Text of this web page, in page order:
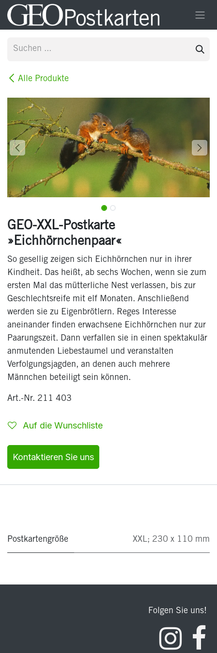
Zum Inhalt springen
Alle Produkte
GEO-XXL-Postkarte
»Eichhörnchenpaar«
So gesellig zeigen sich Eichhörnchen nur in ihrer
Kindheit. Das heißt, ab sechs Wochen, wenn sie zum
ersten Mal das mütterliche Nest verlassen, bis zur
Geschlechtsreife mit elf Monaten. Anschließend
werden sie zu Eigenbrötlern. Reges Interesse
aneinander finden erwachsene Eichhörnchen nur zur
Paarungszeit. Dann verfallen sie in einen spektakulär
anmutenden Liebestaumel und veranstalten
Verfolgungsjagden, an denen auch mehrere
Männchen beteiligt sein können.
Art.-Nr. 211 403
Auf die Wunschliste
Kontaktieren Sie uns
Postkartengröße XXL; 230 x 110 mm
Folgen Sie uns!